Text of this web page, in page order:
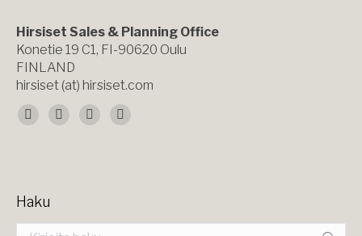
Hirsiset Sales & Planning Office
Konetie 19 C1, FI-90620 Oulu
FINLAND
hirsiset (at) hirsiset.com
Find us on:
Facebook
X
YouTubeInstagram
Haku
Search: